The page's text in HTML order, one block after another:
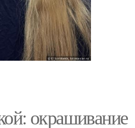
окрашивание